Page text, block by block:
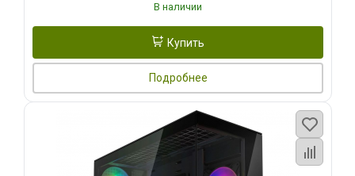
В наличии
Купить
Подробнее